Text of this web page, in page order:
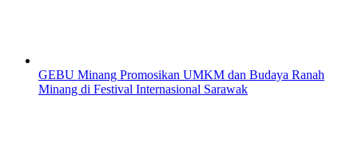
GEBU Minang Promosikan UMKM dan Budaya Ranah
Minang di Festival Internasional Sarawak